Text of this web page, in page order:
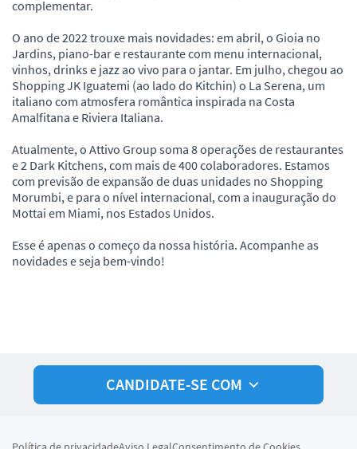
complementar.
O ano de 2022 trouxe mais novidades: em abril, o Gioia no
Jardins, piano-bar e restaurante com menu internacional,
vinhos, drinks e jazz ao vivo para o jantar. Em julho, chegou ao
Shopping JK Iguatemi (ao lado do Kitchin) o La Serena, um
italiano com atmosfera romântica inspirada na Costa
Amalfitana e Riviera Italiana.
Atualmente, o Attivo Group soma 8 operações de restaurantes
e 2 Dark Kitchens, com mais de 400 colaboradores. Estamos
com previsão de expansão de duas unidades no Shopping
Morumbi, e para o nível internacional, com a inauguração do
Mottai em Miami, nos Estados Unidos.
Esse é apenas o começo da nossa história. Acompanhe as
novidades e seja bem-vindo!
CANDIDATE-SE COM